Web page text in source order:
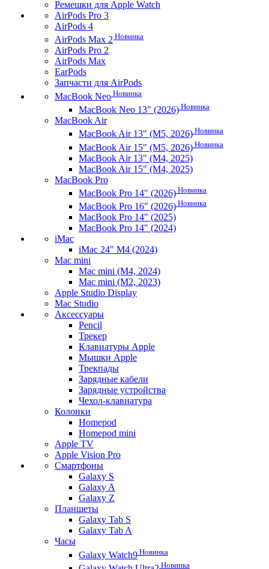
Ремешки для Apple Watch
AirPods Pro 3
AirPods 4
AirPods Max 2 Новинка
AirPods Pro 2
AirPods Max
EarPods
Запчасти для AirPods
MacBook Neo Новинка
MacBook Neo 13" (2026) Новинка
MacBook Air
MacBook Air 13" (M5, 2026) Новинка
MacBook Air 15" (M5, 2026) Новинка
MacBook Air 13" (M4, 2025)
MacBook Air 15" (M4, 2025)
MacBook Pro
MacBook Pro 14" (2026) Новинка
MacBook Pro 16" (2026) Новинка
MacBook Pro 14" (2025)
MacBook Pro 14" (2024)
iMac
iMac 24" M4 (2024)
Mac mini
Mac mini (M4, 2024)
Mac mini (M2, 2023)
Apple Studio Display
Mac Studio
Аксессуары
Pencil
Трекер
Клавиатуры Apple
Мышки Apple
Трекпады
Зарядные кабели
Зарядные устройства
Чехол-клавиатура
Колонки
Homepod
Homepod mini
Apple TV
Apple Vision Pro
Смартфоны
Galaxy S
Galaxy A
Galaxy Z
Планшеты
Galaxy Tab S
Galaxy Tab A
Часы
Galaxy Watch9 Новинка
Новинка